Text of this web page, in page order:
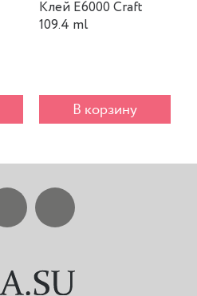
Клей E6000 Craft
109.4 ml
В корзину